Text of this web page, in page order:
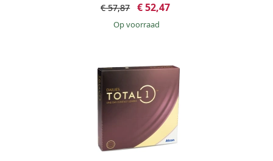
€ 57,87 € 52,47
op voorraad